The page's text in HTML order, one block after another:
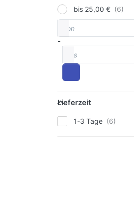
bis 25,00 €
Preisspanne
-
Lieferzeit
Lieferzeit
1-3 Tage